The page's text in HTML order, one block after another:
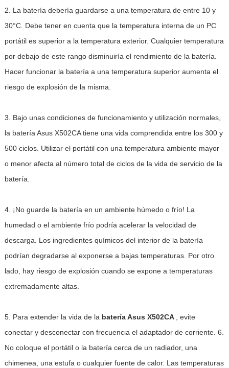
2. La batería debería guardarse a una temperatura de entre 10 y
30°C. Debe tener en cuenta que la temperatura interna de un PC
portátil es superior a la temperatura exterior. Cualquier temperatura
por debajo de este rango disminuiría el rendimiento de la batería.
Hacer funcionar la batería a una temperatura superior aumenta el
riesgo de explosión de la misma.
3. Bajo unas condiciones de funcionamiento y utilización normales,
la batería Asus X502CA tiene una vida comprendida entre los 300 y
500 ciclos. Utilizar el portátil con una temperatura ambiente mayor
o menor afecta al número total de ciclos de la vida de servicio de la
batería.
4. ¡No guarde la batería en un ambiente húmedo o frío! La
humedad o el ambiente frío podría acelerar la velocidad de
descarga. Los ingredientes químicos del interior de la batería
podrían degradarse al exponerse a bajas temperaturas. Por otro
lado, hay riesgo de explosión cuando se expone a temperaturas
extremadamente altas.
5. Para extender la vida de labatería Asus X502CA , evite
conectar y desconectar con frecuencia el adaptador de corriente. 6.
No coloque el portátil o la batería cerca de un radiador, una
chimenea, una estufa o cualquier fuente de calor. Las temperaturas